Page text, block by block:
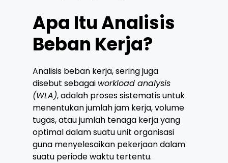
Apa Itu Analisis
Beban Kerja?
Analisis beban kerja, sering juga
disebut sebagai workload analysis
(WLA), adalah proses sistematis untuk
menentukan jumlah jam kerja, volume
tugas, atau jumlah tenaga kerja yang
optimal dalam suatu unit organisasi
guna menyelesaikan pekerjaan dalam
suatu periode waktu tertentu.